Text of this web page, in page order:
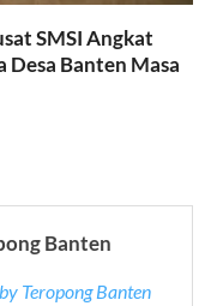
SMSI Angkat
Desa Banten Masa
Banten
Teropong Banten